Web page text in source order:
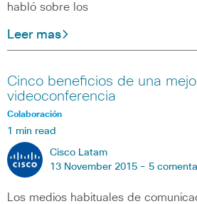
habló sobre los
Leer mas
Cinco beneficios de una
videoconferencia
Colaboración
1 min read
Cisco Latam
13 November 2015 - 5
Los medios habituales de